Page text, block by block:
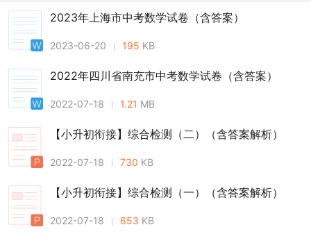
2023年上海市中考数学试卷（含答案）
2023-06-20 195 KB
2022年四川省南充市中考数学试卷（含答案）
2022-07-18 1.21 MB
【小升初衔接】综合检测（二）（含答案解析）
2022-07-18 730 KB
【小升初衔接】综合检测（一）（含答案解析）
2022-07-18 653 KB